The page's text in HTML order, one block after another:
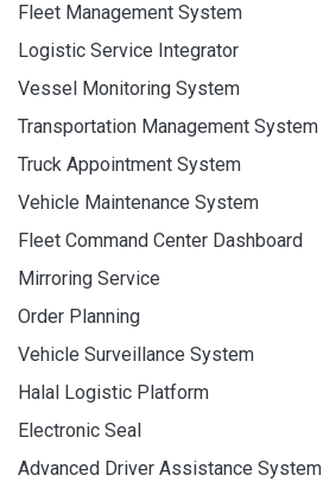
Fleet Management System
Logistic Service Integrator
Vessel Monitoring System
Transportation Management System
Truck Appointment System
Vehicle Maintenance System
Fleet Command Center Dashboard
Mirroring Service
Order Planning
Vehicle Surveillance System
Halal Logistic Platform
Electronic Seal
Advanced Driver Assistance System